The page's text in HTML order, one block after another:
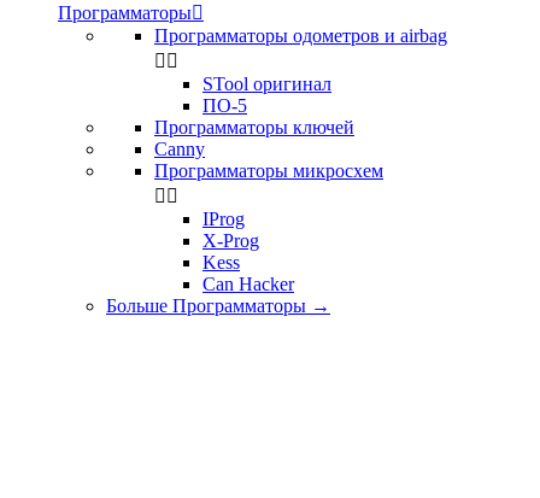
Программаторы
Программаторы одометров и airbag
 
STool оригинал
ПО-5
Программаторы ключей
Canny
Программаторы микросхем
 
IProg
X-Prog
Kess
Can Hacker
Больше Программаторы →